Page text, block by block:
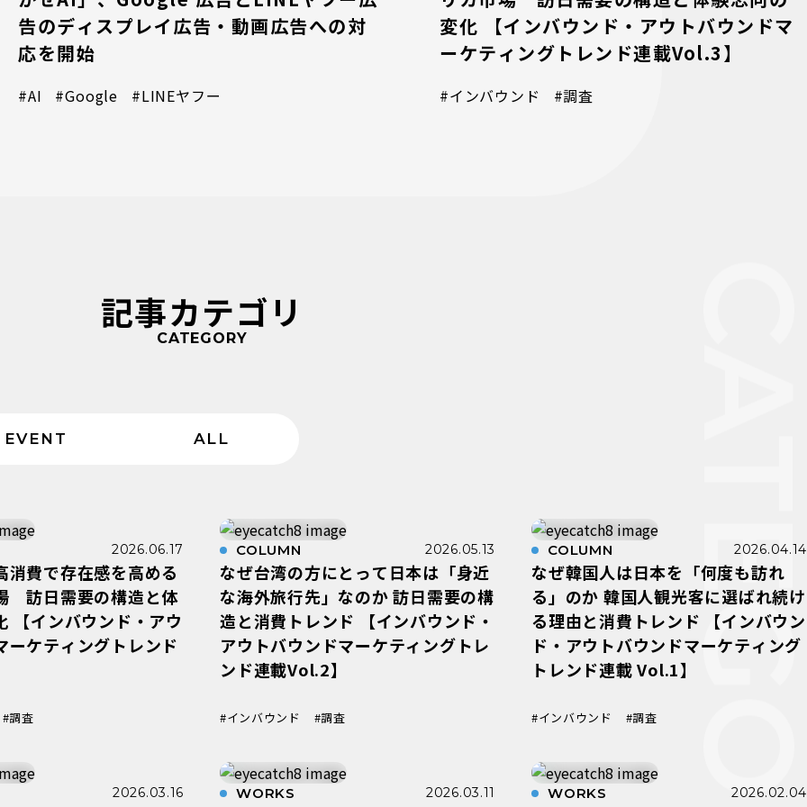
告のディスプレイ広告・動画広告への対
応を開始
#AI #Google #LINEヤフー
変化 【インバウンド・アウトバウンドマ
ーケティングトレンド連載Vol.3】
#インバウンド #調査
記事カテゴリ
CATEGORY
EVENT ALL
2026.06.17
消費で存在感を高める
訪日需要の構造と体
【インバウンド・アウ
ーケティングトレンド
#調査
COLUMN 2026.05.13
なぜ台湾の方にとって日本は「身近
な海外旅行先」なのか 訪日需要の構
造と消費トレンド 【インバウンド・
アウトバウンドマーケティングトレ
ンド連載Vol.2】
#インバウンド #調査
COLUMN 2026.04.14
なぜ韓国人は日本を「何度も訪れ
る」のか 韓国人観光客に選ばれ続け
る理由と消費トレンド 【インバウン
ド・アウトバウンドマーケティング
トレンド連載 Vol.1】
#インバウンド #調査
2026.03.16 WORKS 2026.03.11 WORKS 2026.02.04